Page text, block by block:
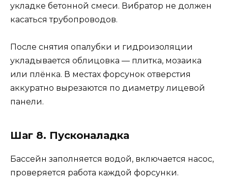
укладке бетонной смеси. Вибратор не должен
касаться трубопроводов.
После снятия опалубки и гидроизоляции
укладывается облицовка — плитка, мозаика
или плёнка. В местах форсунок отверстия
аккуратно вырезаются по диаметру лицевой
панели.
Шаг 8. Пусконаладка
Бассейн заполняется водой, включается насос,
проверяется работа каждой форсунки.